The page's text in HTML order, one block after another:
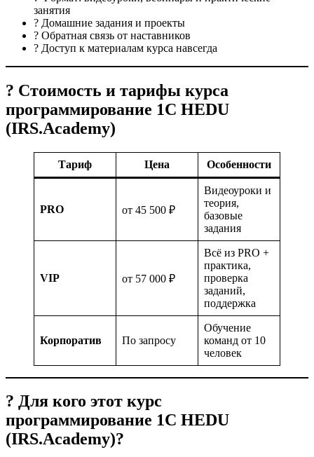
занятия
? Домашние задания и проекты
? Обратная связь от наставников
? Доступ к материалам курса навсегда
? Стоимость и тарифы курса
программирование 1С HEDU
(IRS.Academy)
Тариф Цена Особенности
PRO от 45 500 ₽
Видеоуроки и
теория,
базовые
задания
VIP от 57 000 ₽
Всё из PRO +
практика,
проверка
заданий,
поддержка
Корпоратив По запросу
Обучение
команд от 10
человек
? Для кого этот курс
программирование 1С HEDU
(IRS.Academy)?